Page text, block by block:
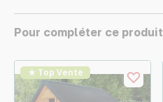
Pour compléter ce produit
★ Top Vente